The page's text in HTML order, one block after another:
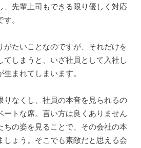
、先輩上司もできる限り優しく対応
。
がたいことなのですが、それだけを
てしまうと、いざ社員として入社し
まれてしまいます。
りなくし、社員の本音を見られるの
ートな席。言い方は良くありません
ちの姿を見ることで、その会社の本
しょう。そこでも素敵だと思える会